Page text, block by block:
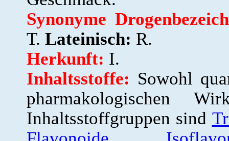
Synonyme
T. Lateinisch: R.
Herkunft: I.
Inhaltsstoffe: Sowohl
pharmakologischen
Inhaltsstoffgruppen sind